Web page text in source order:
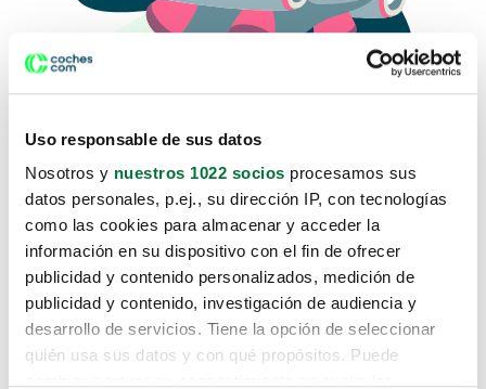
Uso responsable de sus datos
Nosotros y nuestros 1022 socios procesamos sus
datos personales, p.ej., su dirección IP, con tecnologías
como las cookies para almacenar y acceder la
información en su dispositivo con el fin de ofrecer
publicidad y contenido personalizados, medición de
publicidad y contenido, investigación de audiencia y
desarrollo de servicios. Tiene la opción de seleccionar
quién usa sus datos y con qué propósitos. Puede
Lo sentimos, no sabemos como
te hemos traido hasta aquí.
Pero puedes encontrar el coche que estás
buscando en alguno de estos enlaces: